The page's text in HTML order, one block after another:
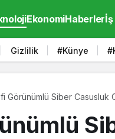
EkonomiHaberlerİş
Gizlilik #Künye
Görünümlü Siber Casusluk